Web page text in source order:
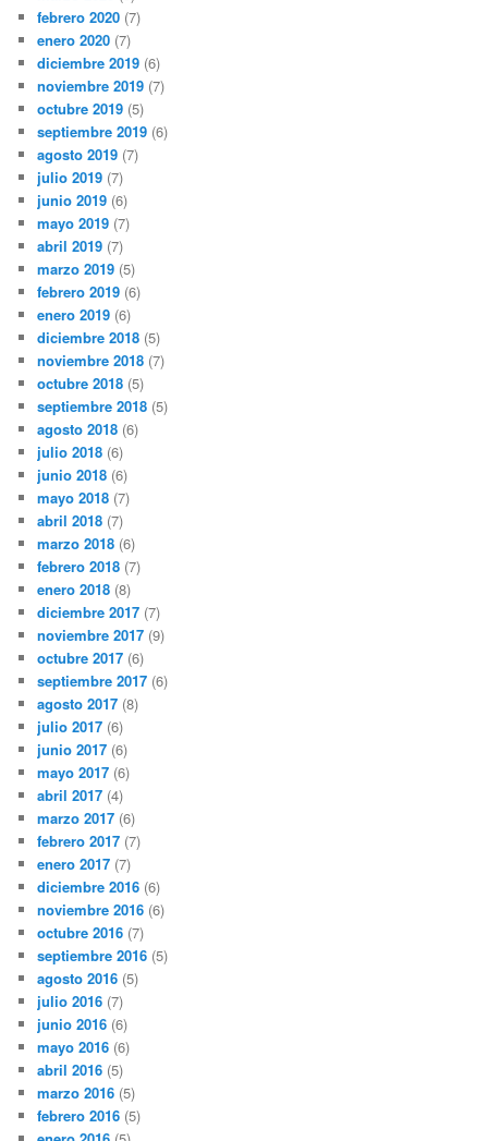
febrero 2020 (7)
enero 2020 (7)
diciembre 2019 (6)
noviembre 2019 (7)
octubre 2019 (5)
septiembre 2019 (6)
agosto 2019 (7)
julio 2019 (7)
junio 2019 (6)
mayo 2019 (7)
abril 2019 (7)
marzo 2019 (5)
febrero 2019 (6)
enero 2019 (6)
diciembre 2018 (5)
noviembre 2018 (7)
octubre 2018 (5)
septiembre 2018 (5)
agosto 2018 (6)
julio 2018 (6)
junio 2018 (6)
mayo 2018 (7)
abril 2018 (7)
marzo 2018 (6)
febrero 2018 (7)
enero 2018 (8)
diciembre 2017 (7)
noviembre 2017 (9)
octubre 2017 (6)
septiembre 2017 (6)
agosto 2017 (8)
julio 2017 (6)
junio 2017 (6)
mayo 2017 (6)
abril 2017 (4)
marzo 2017 (6)
febrero 2017 (7)
enero 2017 (7)
diciembre 2016 (6)
noviembre 2016 (6)
octubre 2016 (7)
septiembre 2016 (5)
agosto 2016 (5)
julio 2016 (7)
junio 2016 (6)
mayo 2016 (6)
abril 2016 (5)
marzo 2016 (5)
febrero 2016 (5)